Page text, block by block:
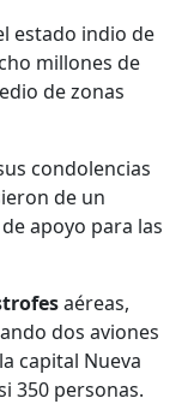
estado indio de
millones de
de zonas
condolencias
de un
apoyo para las
aéreas,
dos aviones
capital Nueva
350 personas.